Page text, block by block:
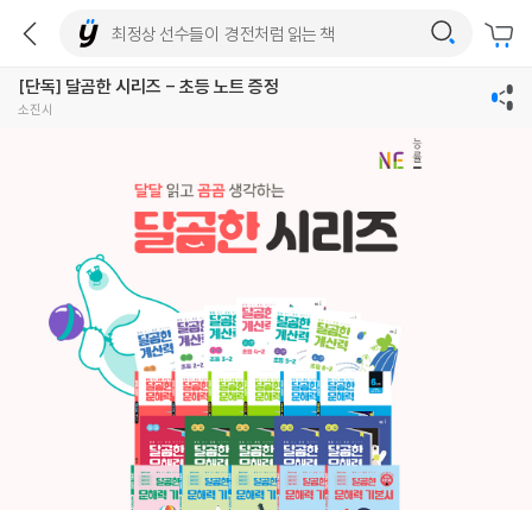
[단독] 달곰한 시리즈 - 초등 노트 증정
소진시